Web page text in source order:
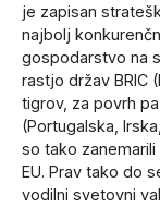
je zapisan
najbolj
gospodarstvo na
rastjo držav BRIC
tigrov, za povrh
(Portugalska,
so tako
EU. Prav tako do
vodilni svetovni